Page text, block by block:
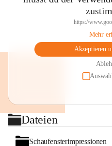
https://
Mehr
Akzeptieren
Dateien
Schaufensterimpressionen